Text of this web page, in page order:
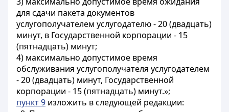
для сдачи пакета документов
услугополучателем услугодателю - 20 (двадцать)
минут, в Государственной корпорации - 15
(пятнадцать) минут;
4) максимально допустимое время
обслуживания услугополучателя услугодателем
- 20 (двадцать) минут, Государственной
корпорации - 15 (пятнадцать) минут.»;
пункт 9 изложить в следующей редакции: